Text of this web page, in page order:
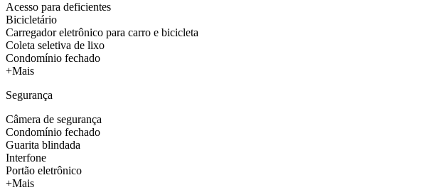
Acesso para deficientes
Bicicletário
Carregador eletrônico para carro e bicicleta
Coleta seletiva de lixo
Condomínio fechado
+Mais
Segurança
Câmera de segurança
Condomínio fechado
Guarita blindada
Interfone
Portão eletrônico
+Mais